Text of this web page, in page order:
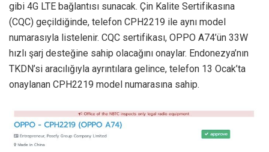
gibi 4G LTE bağlantısı sunacak. Çin Kalite Sertifikasına
(CQC) geçildiğinde, telefon CPH2219 ile aynı model
numarasıyla listelenir. CQC sertifikası, OPPO A74’ün 33W
hızlı şarj desteğine sahip olacağını onaylar. Endonezya’nın
TKDN’si aracılığıyla ayrıntılara gelince, telefon 13 Ocak’ta
onaylanan CPH2219 model numarasına sahip.